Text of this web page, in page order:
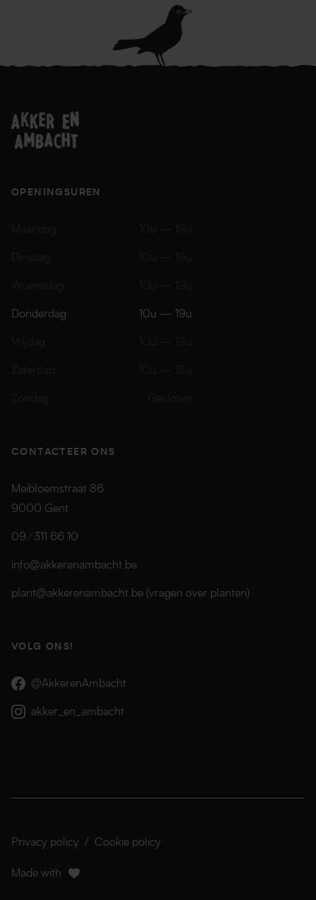
OPENINGSUREN
Donderdag 10u — 19u
CONTACTEER ONS
Meibloemstraat 86
9000 Gent
09 ⁄ 311 66 10
info@akkerenambacht.be
plant@akkerenambacht.be (vragen over planten)
VOLG ONS!
@AkkerenAmbacht
akker_en_ambacht
Privacy policy / Cookie policy
Made with